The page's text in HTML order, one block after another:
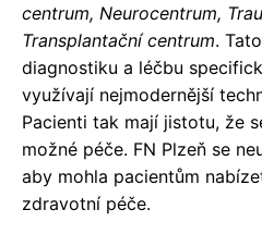
centrum, Neurocentrum,
Transplantační centrum.
diagnostiku a léčbu
využívají nejmodernější
Pacienti tak mají jistotu, že
možné péče. FN Plzeň se
aby mohla pacientům
zdravotní péče.